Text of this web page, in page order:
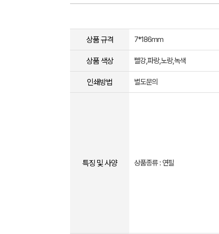
상품 규격 7*186mm
상품 색상 빨강,파랑,노랑,녹색
인쇄방법 별도문의
특징 및 사양 상품종류 : 연필